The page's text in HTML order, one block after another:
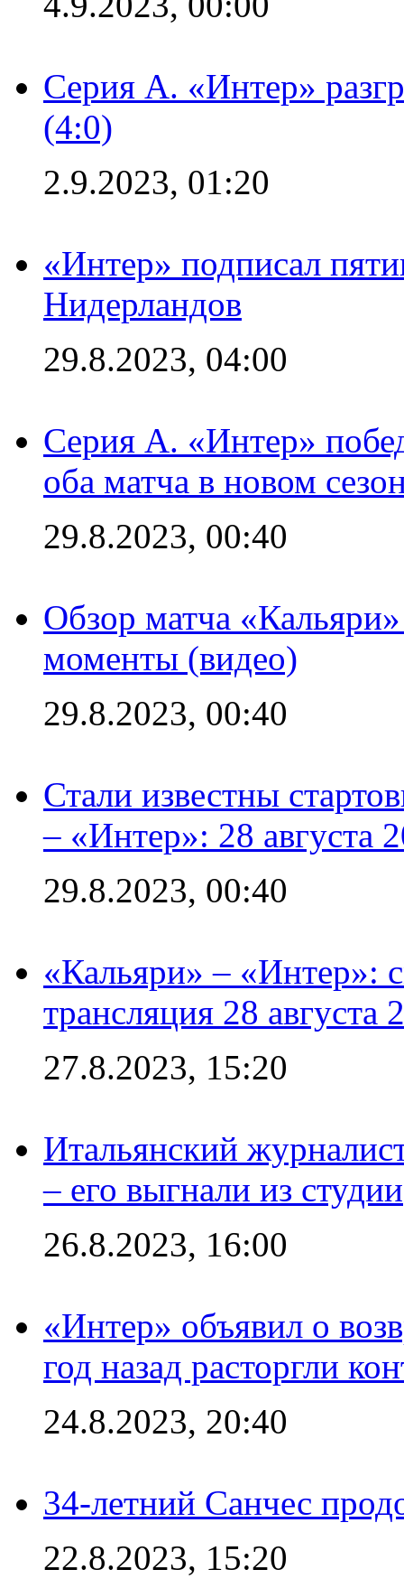
Серия А. «Интер»
(4:0)
2.9.2023, 01:20
«Интер» подписал
Нидерландов
29.8.2023, 04:00
Серия А. «Интер»
оба матча в новом
29.8.2023, 00:40
Обзор матча
моменты (видео)
29.8.2023, 00:40
Стали известны
– «Интер»: 28 августа
29.8.2023, 00:40
«Кальяри» – «Интер»:
трансляция 28 августа
27.8.2023, 15:20
Итальянский
– его выгнали из студии
26.8.2023, 16:00
«Интер» объявил о
год назад расторгли
24.8.2023, 20:40
34-летний Санчес
22.8.2023, 15:20